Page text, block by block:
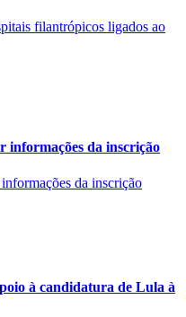
informações da inscrição
à candidatura de Lula à